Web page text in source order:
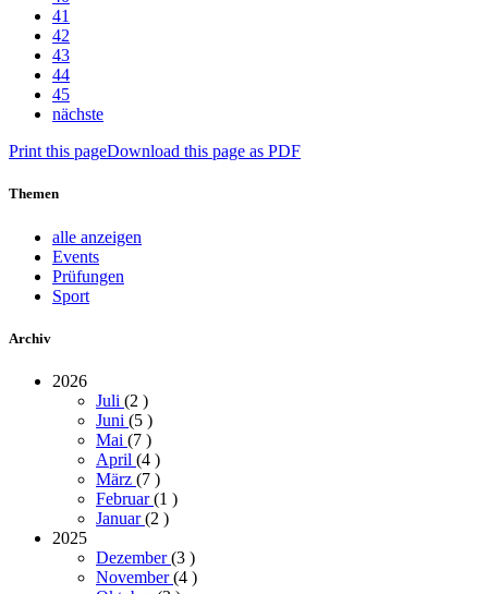
41
42
43
44
45
nächste
Print this pageDownload this page as PDF
Themen
alle anzeigen
Events
Prüfungen
Sport
Archiv
2026
Juli (2 )
Juni (5 )
Mai (7 )
April (4 )
März (7 )
Februar(1 )
Januar(2 )
2025
Dezember(3 )
November(4 )